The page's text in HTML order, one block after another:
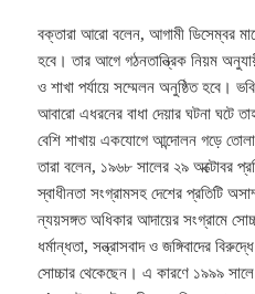
বক্তারা আরো বলেন, আগামী ডিসেম্বর
হবে। তার আগে গঠনতান্ত্রিক নিয়ম
ও শাখা পর্যায়ে সম্মেলন অনুষ্ঠিত হবে।
আবারো এধরনের বাধা দেয়ার ঘটনা ঘটে
বেশি শাখায় একযোগে আন্দোলন গড়ে
তারা বলেন, ১৯৬৮ সালের ২৯ অক্টোবর
স্বাধীনতা সংগ্রামসহ দেশের প্রতিটি
ন্যয়সঙ্গত অধিকার আদায়ের সংগ্রামে
ধর্মান্ধতা, সন্ত্রাসবাদ ও জঙ্গিবাদের
সোচ্চার থেকেছেন। এ কারণে ১৯৯৯